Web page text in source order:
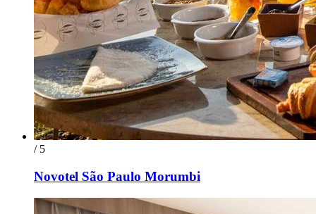
/ 5
Novotel São Paulo Morumbi